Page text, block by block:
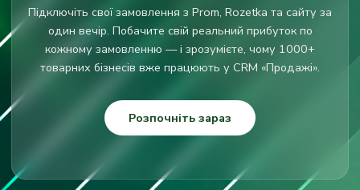
Підключіть свої замовлення з Prom, Rozetka та сайту за
один вечір. Побачите свій реальний прибуток по
кожному замовленню — і зрозумієте, чому 1000+
товарних бізнесів вже працюють у CRM «Продажі».
Розпочніть зараз